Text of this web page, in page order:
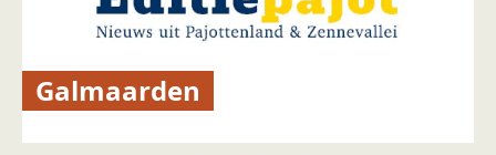
Galmaarden